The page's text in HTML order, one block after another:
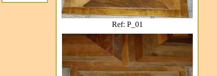
Ref: P_01